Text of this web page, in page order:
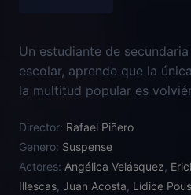
Un estudiante de
escolar, aprende que la
la multitud popular es
esfuerzo adicional.
Director: Rafael Piñero
Genero: Suspense
Actores: Angélica Velásquez
Illescas Juan Acosta Lídice